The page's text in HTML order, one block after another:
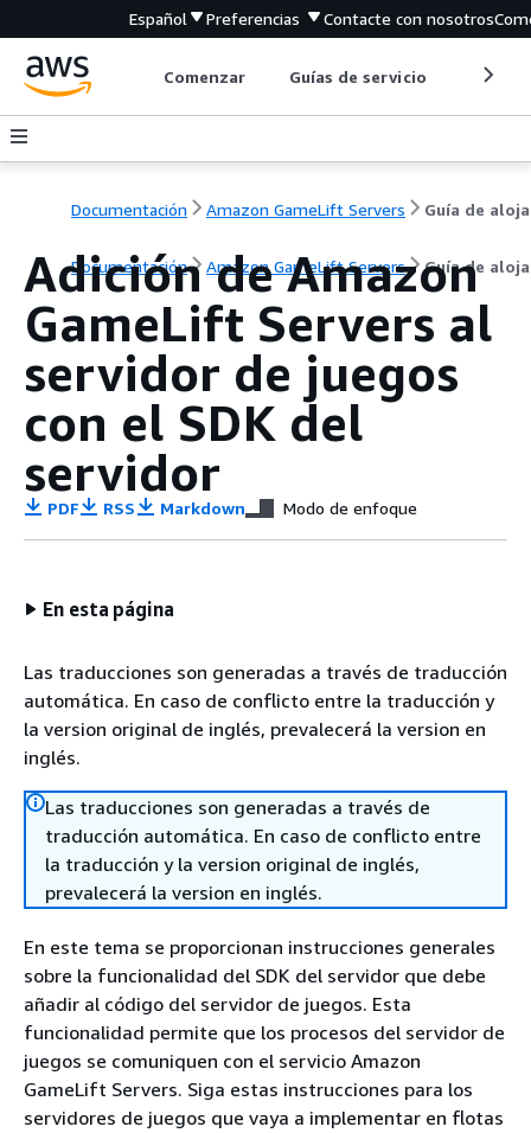
Español Preferencias Contacte con nosotros
Comenzar Guías de servicio
Documentación Amazon GameLift Servers
Documentación Amazon GameLift Servers Guía de
Adición de Amazon
GameLift Servers al
servidor de juegos
con el SDK del
servidor
PDF RSS Markdown Modo de enfoque
En esta página
Las traducciones son generadas a través de traducción
automática. En caso de conflicto entre la traducción y
la version original de inglés, prevalecerá la version en
inglés.
Las traducciones son generadas a través de
traducción automática. En caso de conflicto entre
la traducción y la version original de inglés,
prevalecerá la version en inglés.
En este tema se proporcionan instrucciones generales
sobre la funcionalidad del SDK del servidor que debe
añadir al código del servidor de juegos. Esta
funcionalidad permite que los procesos del servidor de
juegos se comuniquen con el servicio Amazon
GameLift Servers. Siga estas instrucciones para los
servidores de juegos que vaya a implementar en flotas